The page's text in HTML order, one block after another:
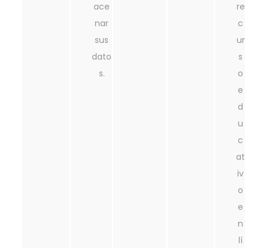
ace
nar
sus
dato
s.
re
c
ur
s
o
e
d
u
c
at
iv
o
e
n
lí